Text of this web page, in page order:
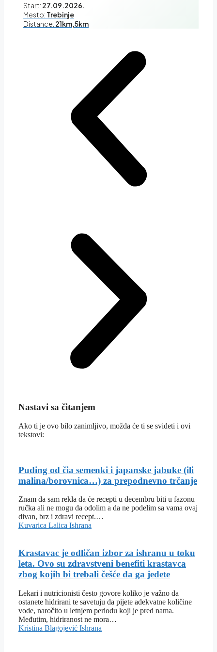
Start: 27.09.2026.
Mesto: Trebinje
Distance: 21km,5km
Nastavi sa čitanjem
Ako ti je ovo bilo zanimljivo, možda će ti se svideti i ovi
tekstovi:
Puding od čia semenki i japanske jabuke (ili
malina/borovnica…) za prepodnevno trčanje
Znam da sam rekla da će recepti u decembru biti u fazonu
ručka ali ne mogu da odolim a da ne podelim sa vama ovaj
divan, brz i zdravi recept.…
Kuvarica Lalica Ishrana
Krastavac je odličan izbor za ishranu u toku
leta. Ovo su zdravstveni benefiti krastavca
zbog kojih bi trebali češće da ga jedete
Lekari i nutricionisti često govore koliko je važno da
ostanete hidrirani te savetuju da pijete adekvatne količine
vode, naročito u letnjem periodu koji je pred nama.
Međutim, hidriranost ne mora…
Kristina Blagojević Ishrana